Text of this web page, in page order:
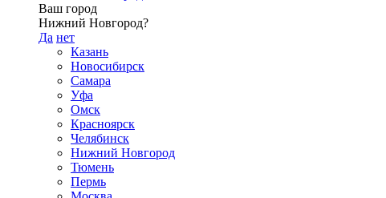
Ваш город
Нижний Новгород?
Да нет
Казань
Новосибирск
Самара
Уфа
Омск
Красноярск
Челябинск
Нижний Новгород
Тюмень
Пермь